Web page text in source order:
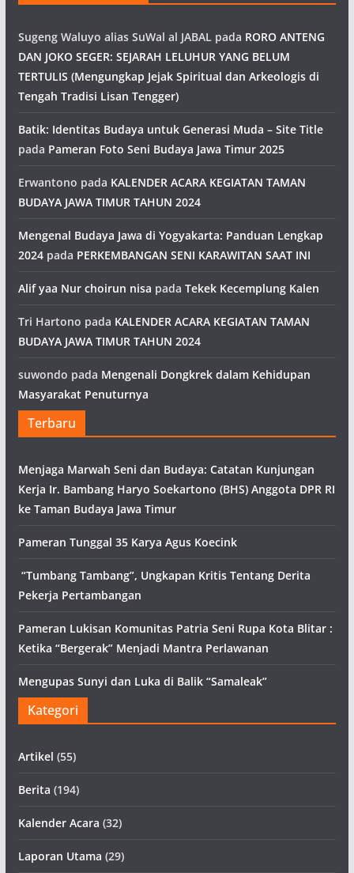
Sugeng Waluyo alias SuWal al JABAL pada RORO ANTENG
DAN JOKO SEGER: SEJARAH LELUHUR YANG BELUM
TERTULIS (Mengungkap Jejak Spiritual dan Arkeologis di
Tengah Tradisi Lisan Tengger)
Batik: Identitas Budaya untuk Generasi Muda – Site Title
pada Pameran Foto Seni Budaya Jawa Timur 2025
Erwantono pada KALENDER ACARA KEGIATAN TAMAN
BUDAYA JAWA TIMUR TAHUN 2024
Mengenal Budaya Jawa di Yogyakarta: Panduan Lengkap
2024pada PERKEMBANGAN SENI KARAWITAN SAAT INI
Alif yaa Nur choirun nisa pada Tekek Kecemplung Kalen
Tri Hartono pada KALENDER ACARA KEGIATAN TAMAN
BUDAYA JAWA TIMUR TAHUN 2024
suwondo pada Mengenali Dongkrek dalam Kehidupan
Masyarakat Penuturnya
Terbaru
Menjaga Marwah Seni dan Budaya: Catatan Kunjungan
Kerja Ir. Bambang Haryo Soekartono (BHS) Anggota DPR RI
ke Taman Budaya Jawa Timur
Pameran Tunggal 35 Karya Agus Koecink
“Tumbang Tambang”, Ungkapan Kritis Tentang Derita
Pekerja Pertambangan
Pameran Lukisan Komunitas Patria Seni Rupa Kota Blitar :
Ketika “Bergerak” Menjadi Mantra Perlawanan
Mengupas Sunyi dan Luka di Balik “Samaleak”
Kategori
Artikel (55)
Berita (194)
Kalender Acara (32)
Laporan Utama (29)